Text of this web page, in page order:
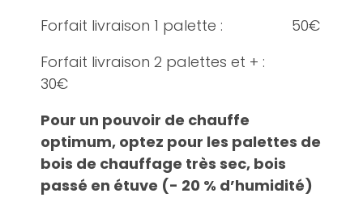
Forfait livraison 1 palette : 50€
Forfait livraison 2 palettes et + :
30€
Pour un pouvoir de chauffe
optimum, optez pour les palettes de
bois de chauffage très sec, bois
passé en étuve (- 20 % d’humidité)